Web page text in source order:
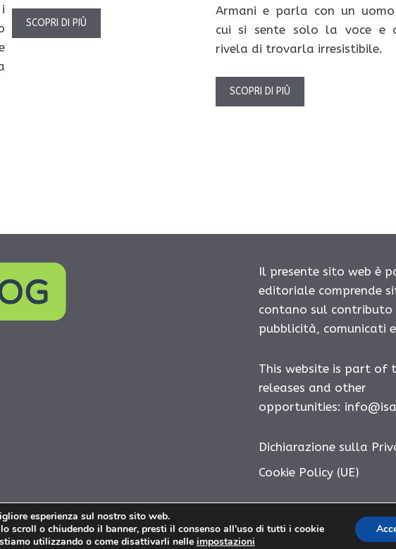
SCOPRI DI PIÙ
Armani e parla con un
cui si sente solo la voce e
rivela di trovarla irresistibile.
SCOPRI DI PIÙ
Il presente sito web è
editoriale comprende
contano sul contributo
pubblicità, comunicati
This website is part of
releases and other
opportunities:
Dichiarazione sulla
Cookie Policy (UE)
Diatonico.com © 2026. All right reserverd.
esperienza sul nostro sito web.
scroll o chiudendo il banner, presti il consenso all’uso di tutti i cookie
utilizzando o come disattivarli nelle impostazioni